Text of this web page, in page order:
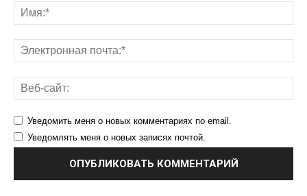
Уведомить меня о новых комментариях по email.
Уведомлять меня о новых записях почтой.